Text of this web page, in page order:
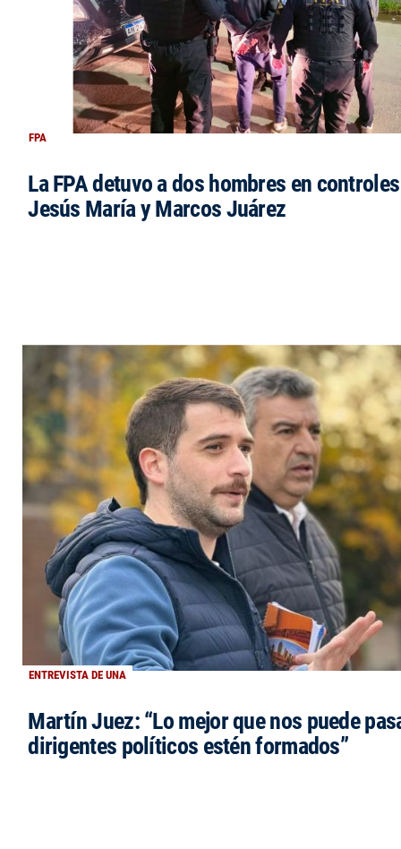
FPA
La FPA detuvo a dos hombres en
Jesús María y Marcos Juárez
ENTREVISTA DE UNA
Martín Juez: “Lo mejor que nos puede
dirigentes políticos estén formados”